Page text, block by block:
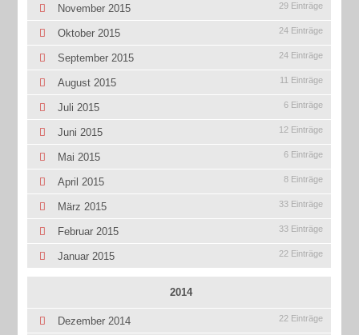
November 2015 29 Einträge
Oktober 2015 24 Einträge
September 2015 24 Einträge
August 2015 11 Einträge
Juli 2015 6 Einträge
Juni 2015 12 Einträge
Mai 2015 6 Einträge
April 2015 8 Einträge
März 2015 33 Einträge
Februar 2015 33 Einträge
Januar 2015 22 Einträge
2014
Dezember 2014 22 Einträge